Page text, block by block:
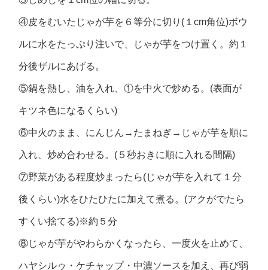
④皮をむいたじゃが芋を６等分に切り(１cm角位)ボウ
ルに水をたっぷり注いで、じゃが芋をつけ置く。約１
分後ザルにあげる。
⑤鍋を熱し、油を入れ、①を中火で炒める。(表面が
キツネ色になるくらい)
⑥中火のまま、にんじん→たまねぎ→じゃが芋を順に
入れ、炒め合わせる。(５秒おきに順に入れる間隔)
⑦野菜がある程度炒まったら(じゃが芋を入れて１分
後くらい)水をひたひたに加えて煮る。(アクがでたら
すくい捨てる)※約５分
⑧じゃが芋がやわらかくなったら、一度火を止めて、
ハヤシルゥ・ケチャップ・中濃ソースを加え、再び弱